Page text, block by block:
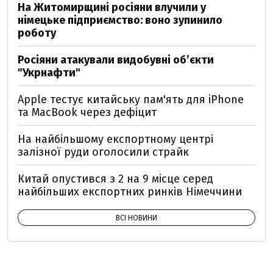
На Житомирщині росіяни влучили у
німецьке підприємство: воно зупинило
роботу
Росіяни атакували видобувні обʼєкти
"Укрнафти"
Apple тестує китайську пам'ять для iPhone
та MacBook через дефіцит
На найбільшому експортному центрі
залізної руди оголосили страйк
Китай опустився з 2 на 9 місце серед
найбільших експортних ринків Німеччини
ВСІ НОВИНИ